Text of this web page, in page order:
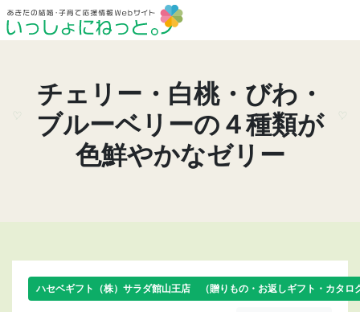
チェリー・白桃・びわ・
ブルーベリーの４種類が
色鮮やかなゼリー
ハセベギフト（株）サラダ館山王店 （贈りもの・お返しギフト・カタロ